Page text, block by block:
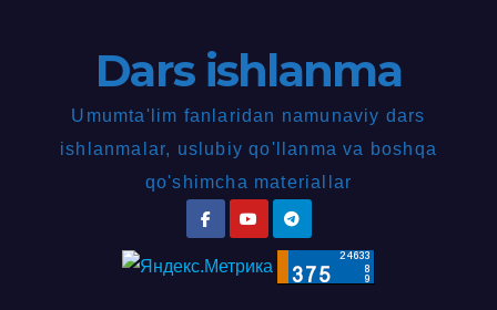
Dars ishlanma
Umumta'lim fanlaridan namunaviy dars
ishlanmalar, uslubiy qo'llanma va boshqa
qo'shimcha materiallar